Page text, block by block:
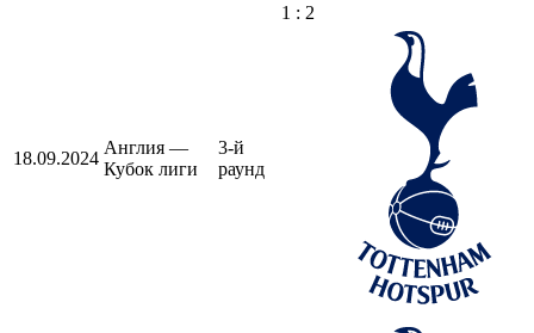
18.09.2024
Англия —
Кубок лиги
3-й
раунд
1 : 2